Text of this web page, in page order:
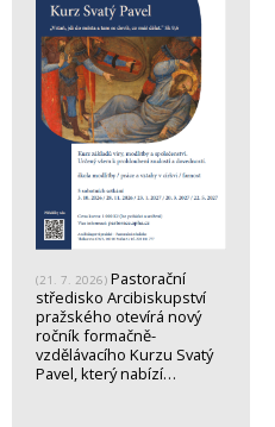
(21. 7. 2026) Pastorační
středisko Arcibiskupství
pražského otevírá nový
ročník formačně-
vzdělávacího Kurzu Svatý
Pavel, který nabízí…